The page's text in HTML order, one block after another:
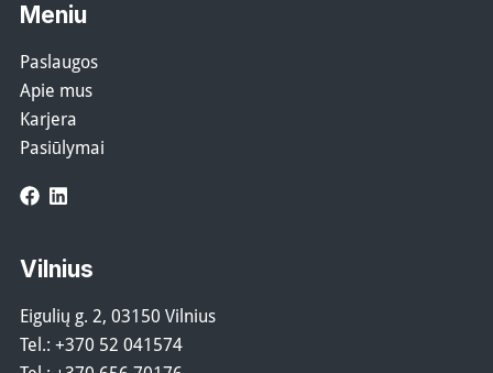
Meniu
Paslaugos
Apie mus
Karjera
Pasiūlymai
Facebook
LinkedIn
Vilnius
Eigulių g. 2, 03150 Vilnius
Tel.: +370 52 041574